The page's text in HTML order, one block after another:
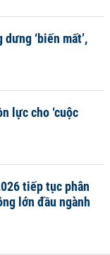
‘biến mất’,
lực cho ‘cuộc
tiếp tục phân
lớn đầu ngành